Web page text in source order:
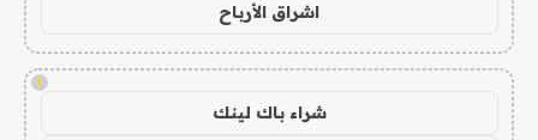
اشراق الأرباح
!
شراء باك لينك